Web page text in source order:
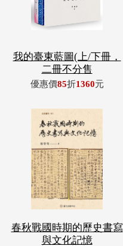
我的臺東藍圖(上/下冊，
二冊不分售
優惠價85折1360元
春秋戰國時期的歷史書寫
與文化記憶